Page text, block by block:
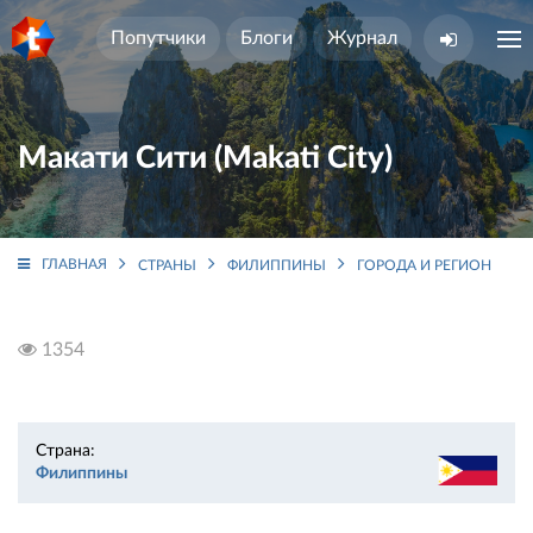
Попутчики Блоги Журнал
Макати Сити (Makati City)
ГЛАВНАЯ СТРАНЫ ФИЛИППИНЫ ГОРОДА И РЕГИОНЫ
1354
Страна:
Филиппины